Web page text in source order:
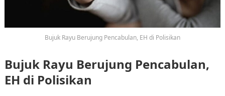
Bujuk Rayu Berujung Pencabulan, EH di Polisikan
Bujuk Rayu Berujung Pencabulan,
EH di Polisikan